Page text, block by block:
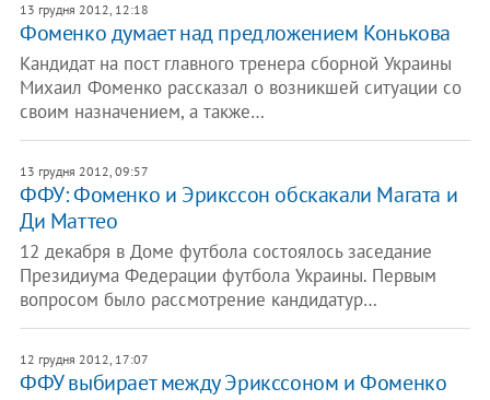
13 грудня 2012, 12:18
Фоменко думает над предложением Конькова
Кандидат на пост главного тренера сборной Украины
Михаил Фоменко рассказал о возникшей ситуации со
своим назначением, а также…
13 грудня 2012, 09:57
ФФУ: Фоменко и Эрикссон обскакали Магата и
Ди Маттео
12 декабря в Доме футбола состоялось заседание
Президиума Федерации футбола Украины. Первым
вопросом было рассмотрение кандидатур…
12 грудня 2012, 17:07
ФФУ выбирает между Эрикссоном и Фоменко